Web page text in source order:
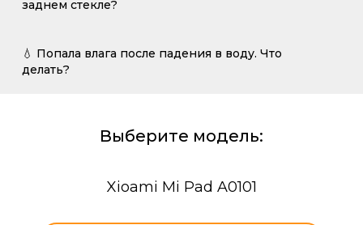
заднем стекле?
💧 Попала влага после падения в воду. Что
делать?
Выберите модель:
Xioami Mi Pad A0101